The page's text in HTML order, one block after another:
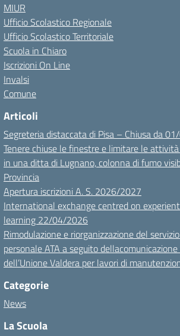
MIUR
Ufficio Scolastico Regionale
Ufficio Scolastico Territoriale
Scuola in Chiaro
Iscrizioni On Line
Invalsi
Comune
Articoli
Segreteria distaccata di Pisa – Chiusa da
Tenere chiuse le finestre e limitare le
in una ditta di Lugnano, colonna di fumo
Provincia
Apertura iscrizioni A. S. 2026/2027
International exchange centred on
learning 22/04/2026
Rimodulazione e riorganizzazione del
personale ATA a seguito
dell’Unione Valdera per lavori di
Categorie
News
La Scuola